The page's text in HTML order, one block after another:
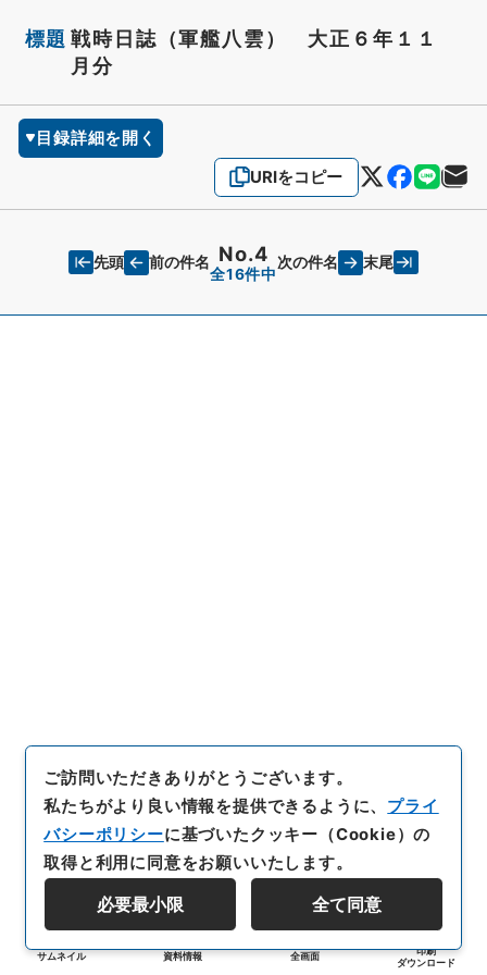
標題 戦時日誌（軍艦八雲） 大正６年１１
月分
目録詳細を開く
URIをコピー
先頭 前の件名 No.4
全16件中
次の件名 末尾
サムネイル 資料情報 全画面
印刷
ダウンロード
ご訪問いただきありがとうございます。
私たちがより良い情報を提供できるように、 プライ
バシーポリシーに基づいたクッキー（Cookie）の
取得と利用に同意をお願いいたします。
必要最小限 全て同意